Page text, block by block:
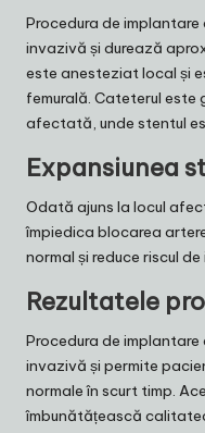
Procedura de implantare
invazivă și durează
este anesteziat local și
femurală. Cateterul
afectată, unde stentul
Expansiunea
Odată ajuns la locul
împiedica blocarea
normal și reduce riscul
Rezultatele
Procedura de implantare
invazivă și permite
normale în scurt timp.
îmbunătățească